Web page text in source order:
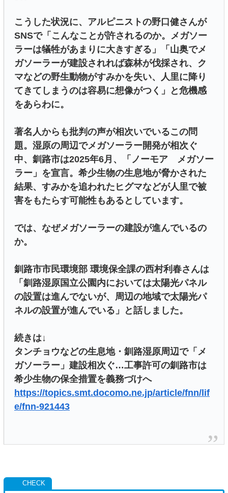
こうした状況に、アルピニストの野口健さんが
SNSで「こんなことが許されるのか。メガソー
ラーは犠牲があまりに大きすぎる」「山奥でメ
ガソーラーが建設されれば森林が伐採され、ク
マなどの野生動物がすみかを失い、人里に降り
てきてしまうのは容易に想像がつく」と危機感
をあらわに。
著名人からも批判の声が相次いでいるこの問
題。湿原の周辺でメガソーラー開発が相次ぐ
中、釧路市は2025年6月、「ノーモア メガソー
ラー」を宣言。希少生物の生息地が脅かされた
結果、すみかを追われたヒグマなどが人里で被
害をもたらす可能性もあるとしています。
では、なぜメガソーラーの建設が進んでいるの
か。
釧路市市民環境部 環境保全課の西村利春さんは
「釧路湿原国立公園内においては太陽光パネル
の設置は進んでないが、周辺の地域で太陽光パ
ネルの設置が進んでいる」と話しました。
続きは↓
タンチョウなどの生息地・釧路湿原周辺で「メ
ガソーラー」建設相次ぐ…工事許可の釧路市は
希少生物の保全措置を義務づけへ
https://topics.smt.docomo.ne.jp/article/fnn/lif
e/fnn-921443